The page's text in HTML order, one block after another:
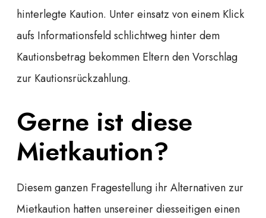
hinterlegte Kaution. Unter einsatz von einem Klick
aufs Informationsfeld schlichtweg hinter dem
Kautionsbetrag bekommen Eltern den Vorschlag
zur Kautionsrückzahlung.
Gerne ist diese
Mietkaution?
Diesem ganzen Fragestellung ihr Alternativen zur
Mietkaution hatten unsereiner diesseitigen einen